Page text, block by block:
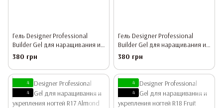
Гель Designer Professional
Builder Gel для наращивания и
укрепления ногтей R15 Smoky
Rose, 55 мл
380 грн
Гель Designer Professional
Builder Gel для наращивания и
укрепления ногтей R16
Chocolate Croissant, 55 мл
380 грн
4
4
4
4